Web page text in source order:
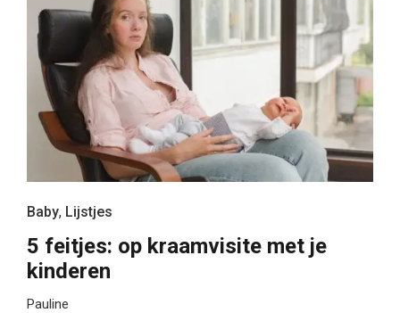
Baby, Lijstjes
5 feitjes: op kraamvisite met je
kinderen
Pauline